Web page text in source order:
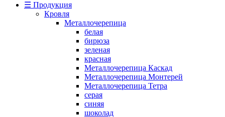
☰ Продукция
Кровля
Металлочерепица
белая
бирюза
зеленая
красная
Металлочерепица Каскад
Металлочерепица Монтерей
Металлочерепица Тетра
серая
синяя
шоколад